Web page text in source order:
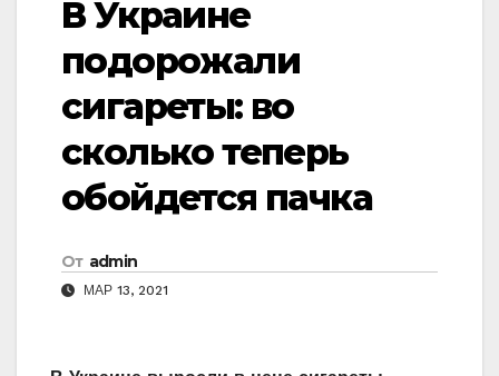
В Украине
подорожали
сигареты: во
сколько теперь
обойдется пачка
От admin
МАР 13, 2021